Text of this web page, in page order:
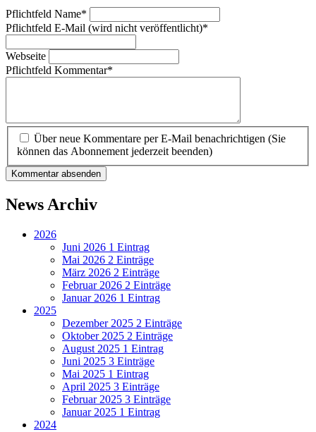
Pflichtfeld Name*
Pflichtfeld E-Mail (wird nicht veröffentlicht)*
Webseite
Pflichtfeld Kommentar*
Über neue Kommentare per E-Mail benachrichtigen (Sie
können das Abonnement jederzeit beenden)
Kommentar absenden
News Archiv
2026
Juni 2026 1 Eintrag
Mai 2026 2 Einträge
März 2026 2 Einträge
Februar 2026 2 Einträge
Januar 2026 1 Eintrag
2025
Dezember 2025 2 Einträge
Oktober 2025 2 Einträge
August 2025 1 Eintrag
Juni 2025 3 Einträge
Mai 2025 1 Eintrag
April 2025 3 Einträge
Februar 2025 3 Einträge
Januar 2025 1 Eintrag
2024